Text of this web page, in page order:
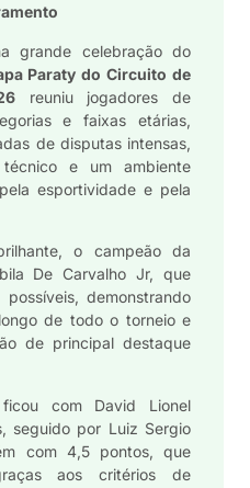
grande celebração do
Paraty do Circuito de
reuniu jogadores de
e faixas etárias,
de disputas intensas,
e um ambiente
esportividade e pela
o campeão da
De Carvalho Jr, que
demonstrando
de todo o torneio e
de principal destaque
ficou com David Lionel
seguido por Luiz Sergio
com 4,5 pontos, que
aos critérios de